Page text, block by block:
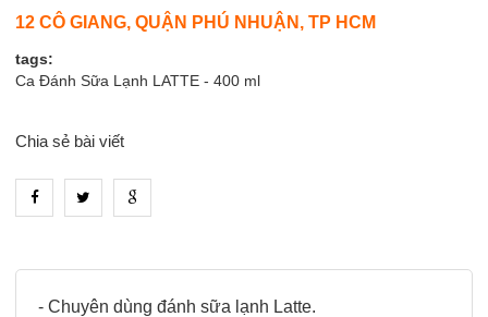
12 CÔ GIANG, QUẬN PHÚ NHUẬN, TP HCM
tags:
Ca Đánh Sữa Lạnh LATTE - 400 ml
Chia sẻ bài viết
- Chuyên dùng đánh sữa lạnh Latte.